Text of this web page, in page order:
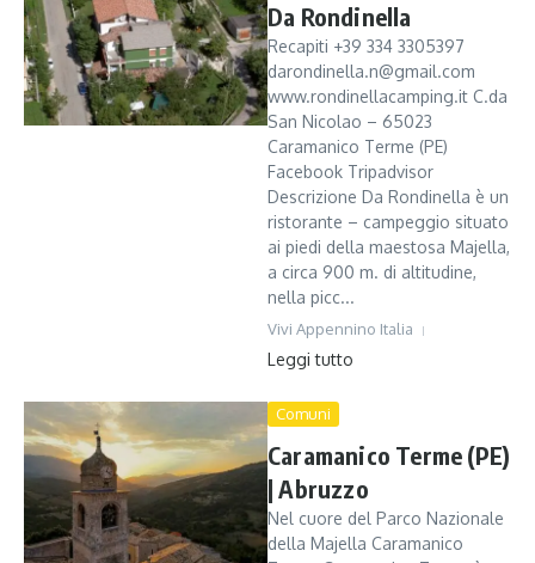
Da Rondinella
Recapiti +39 334 3305397
darondinella.n@gmail.com
www.rondinellacamping.it C.da
San Nicolao – 65023
Caramanico Terme (PE)
Facebook Tripadvisor
Descrizione Da Rondinella è un
ristorante – campeggio situato
ai piedi della maestosa Majella,
a circa 900 m. di altitudine,
nella picc...
Vivi Appennino Italia
Leggi tutto
Comuni
Caramanico Terme (PE)
| Abruzzo
Nel cuore del Parco Nazionale
della Majella Caramanico